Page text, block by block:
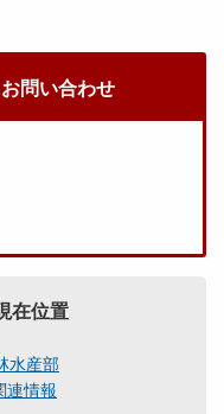
問い合わせ
在位置
水産部
連情報